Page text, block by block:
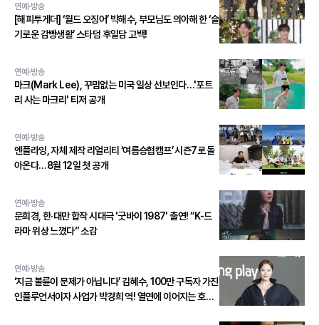
연예·방송
[해피투게더] ‘월드 오징어’ 박해수, 부모님도 의아해 한 ‘슬
기로운 감빵생활’ 스타덤 후일담 고백!
연예·방송
마크(Mark Lee), 꾸밈없는 미국 일상 선보인다…'포트
리 사는 마크리' 티저 공개
연예·방송
엔플라잉, 자체 제작 리얼리티 ‘여름승협캠프’ 시즌7로 돌
아온다…8월 12일 첫 공개
연예·방송
문희경, 한·대만 합작 시대극 '굿바이 1987' 출연! “K-드
라마 위상 느꼈다” 소감
연예·방송
‘지금 불륜이 문제가 아닙니다’ 김혜수, 100만 구독자 가진
인플루언서이자 사업가 박경희 역! 열연에 이어지는 호평